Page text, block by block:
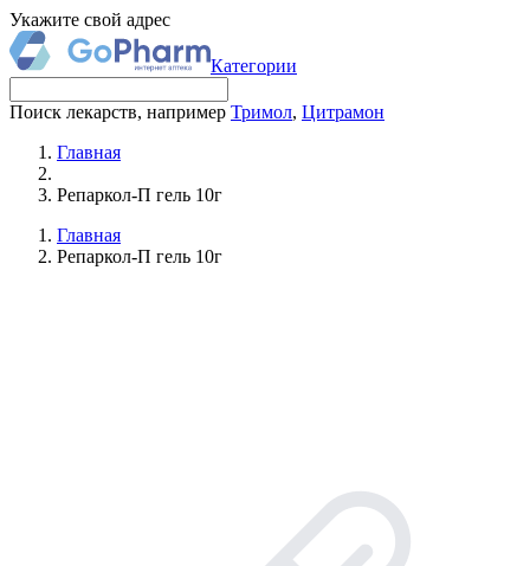
Укажите свой адрес
Категории
Поиск лекарств, например Тримол, Цитрамон
Главная
Репаркол-П гель 10г
Главная
Репаркол-П гель 10г